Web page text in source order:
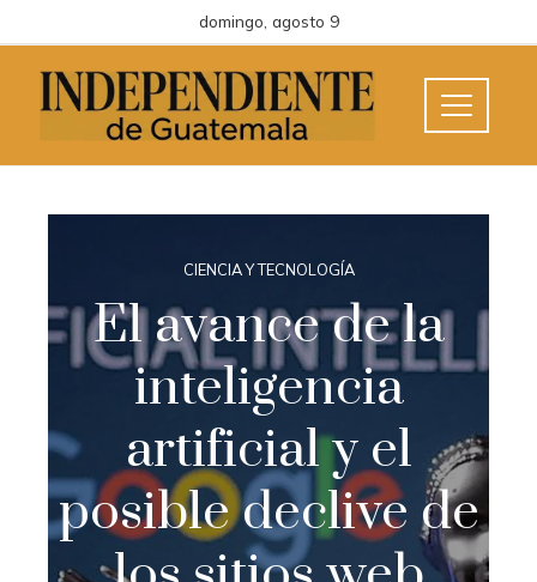
domingo, agosto 9
CIENCIA Y TECNOLOGÍA
El avance de la
inteligencia
artificial y el
posible declive de